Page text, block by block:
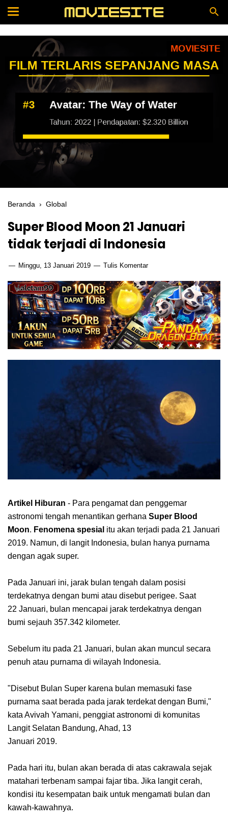
Beranda › Global
Super Blood Moon 21 Januari
tidak terjadi di Indonesia
Minggu, 13 Januari 2019 Tulis Komentar
Artikel Hiburan - Para pengamat dan penggemar
astronomi tengah menantikan gerhana Super Blood
Moon. Fenomena spesial itu akan terjadi pada 21 Januari
2019. Namun, di langit Indonesia, bulan hanya purnama
dengan agak super.
Pada Januari ini, jarak bulan tengah dalam posisi
terdekatnya dengan bumi atau disebut perigee. Saat
22 Januari, bulan mencapai jarak terdekatnya dengan
bumi sejauh 357.342 kilometer.
Sebelum itu pada 21 Januari, bulan akan muncul secara
penuh atau purnama di wilayah Indonesia.
"Disebut Bulan Super karena bulan memasuki fase
purnama saat berada pada jarak terdekat dengan Bumi,"
kata Avivah Yamani, penggiat astronomi di komunitas
Langit Selatan Bandung, Ahad, 13
Januari 2019.
Pada hari itu, bulan akan berada di atas cakrawala sejak
matahari terbenam sampai fajar tiba. Jika langit cerah,
kondisi itu kesempatan baik untuk mengamati bulan dan
kawah-kawahnya.